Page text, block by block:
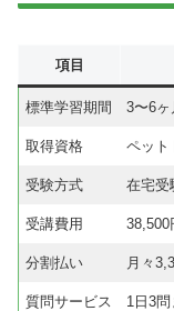
項目
標準学習期間 3〜6ヶ
取得資格 ペット
受験方式 在宅受
受講費用 38,500
分割払い 月々
質問サービス 1日3